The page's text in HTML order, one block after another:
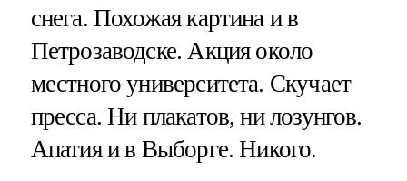
снега. Похожая картина и в
Петрозаводске. Акция около
местного университета. Скучает
пресса. Ни плакатов, ни лозунгов.
Апатия и в Выборге. Никого.